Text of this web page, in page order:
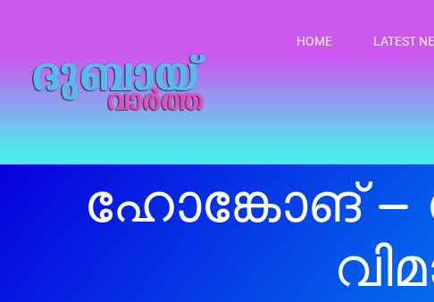
HOME LATEST
ഹോങ്കോങ്